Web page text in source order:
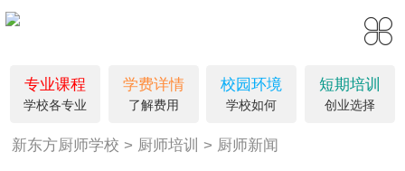
专业课程
学校各专业
学费详情
了解费用
校园环境
学校如何
短期培训
创业选择
新东方厨师学校 厨师培训 厨师新闻